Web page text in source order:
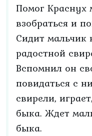
Помог Краснух
взобраться и
Сидит мальчик
радостной
Вспомнил он
повидаться с
свирели,
быка. Ждет
быка.